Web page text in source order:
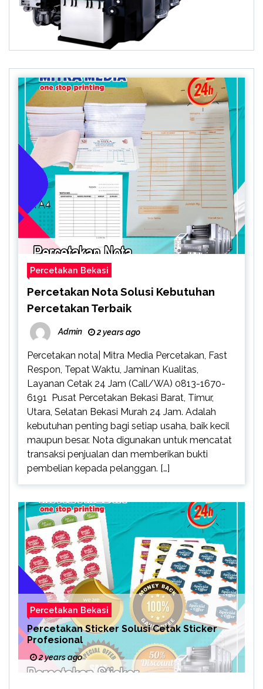
Percetakan Bekasi
Percetakan Nota Solusi Kebutuhan
Percetakan Terbaik
Admin 2 years ago
Percetakan nota| Mitra Media Percetakan, Fast
Respon, Tepat Waktu, Jaminan Kualitas,
Layanan Cetak 24 Jam (Call/WA) 0813-1670-
6191 Pusat Percetakan Bekasi Barat, Timur,
Utara, Selatan Bekasi Murah 24 Jam. Adalah
kebutuhan penting bagi setiap usaha, baik kecil
maupun besar. Nota digunakan untuk mencatat
transaksi penjualan dan memberikan bukti
pembelian kepada pelanggan. […]
Percetakan Bekasi
Percetakan Sticker Solusi Cetak Sticker
Profesional
2 years ago